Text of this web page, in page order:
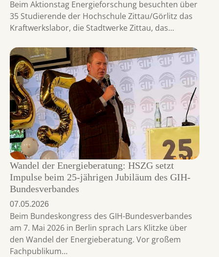
Beim Aktionstag Energieforschung besuchten über
35 Studierende der Hochschule Zittau/Görlitz das
Kraftwerkslabor, die Stadtwerke Zittau, das…
Wandel der Energieberatung: HSZG setzt
Impulse beim 25-jährigen Jubiläum des GIH-
Bundesverbandes
07.05.2026
Beim Bundeskongress des GIH-Bundesverbandes
am 7. Mai 2026 in Berlin sprach Lars Klitzke über
den Wandel der Energieberatung. Vor großem
Fachpublikum…